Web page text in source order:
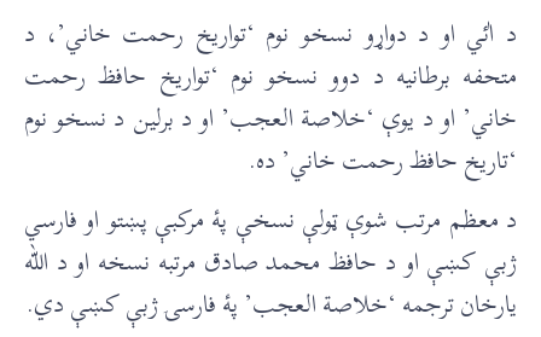
د اٰئي او د دواړو نسخو نوم ‘تواريخ رحمت خاني’، د
متحفه برطانيه د دوو نسخو نوم ‘تواريخ حافظ رحمت
خاني’ او د يوې ‘خلاصة العجب’ او د برلين د نسخو نوم
‘تاريخ حافظ رحمت خاني’ ده.
د معظم مرتب شوې ټولې نسخې پۀ مرکبې پښتو او فارسي
ژبې کښې او د حافظ محمد صادق مرتبه نسخه او د الله
يارخان ترجمه ‘خلاصة العجب’ پۀ فارسۍ ژبې کښې دي.